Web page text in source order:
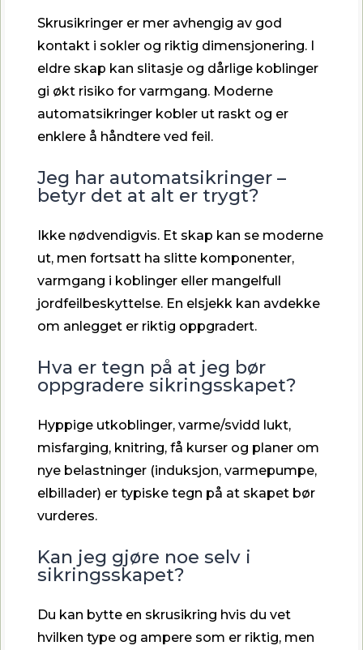
Skrusikringer er mer avhengig av god
kontakt i sokler og riktig dimensjonering. I
eldre skap kan slitasje og dårlige koblinger
gi økt risiko for varmgang. Moderne
automatsikringer kobler ut raskt og er
enklere å håndtere ved feil.
Jeg har automatsikringer –
betyr det at alt er trygt?
Ikke nødvendigvis. Et skap kan se moderne
ut, men fortsatt ha slitte komponenter,
varmgang i koblinger eller mangelfull
jordfeilbeskyttelse. En elsjekk kan avdekke
om anlegget er riktig oppgradert.
Hva er tegn på at jeg bør
oppgradere sikringsskapet?
Hyppige utkoblinger, varme/svidd lukt,
misfarging, knitring, få kurser og planer om
nye belastninger (induksjon, varmepumpe,
elbillader) er typiske tegn på at skapet bør
vurderes.
Kan jeg gjøre noe selv i
sikringsskapet?
Du kan bytte en skrusikring hvis du vet
hvilken type og ampere som er riktig, men